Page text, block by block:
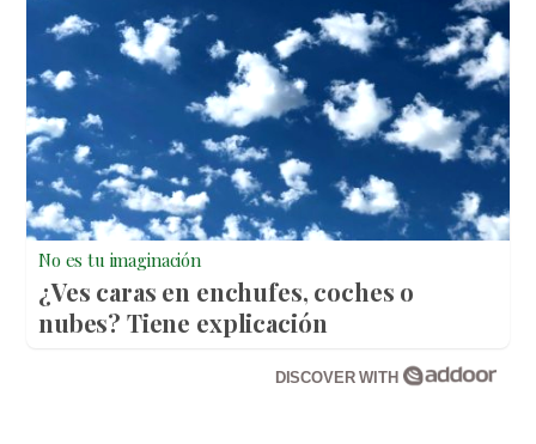
No es tu imaginación
¿Ves caras en enchufes, coches o
nubes? Tiene explicación
DISCOVER WITH